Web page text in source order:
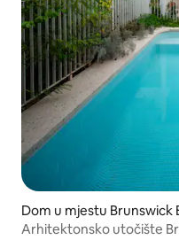
Dom u mjestu Brunswick
Arhitektonsko utočište